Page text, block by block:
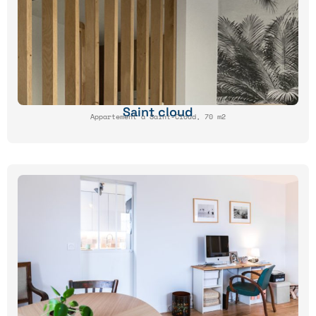
Saint cloud
Appartement à Saint-Cloud, 70 m2